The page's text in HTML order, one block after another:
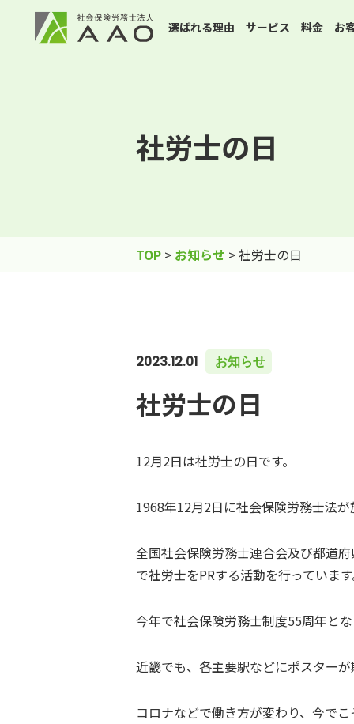
選ばれる理由 サービス 料金 お
社労士の日
TOP > お知らせ >社労士の日
2023.12.01 お知らせ
社労士の日
12月2日は社労士の日です。
1968年12月2日に社会保険労務士法
全国社会保険労務士連合会及び都道
で社労士をPRする活動を行っていま
今年で社会保険労務士制度55周年と
近畿でも、各主要駅などにポスター
コロナなどで働き方が変わり、今で